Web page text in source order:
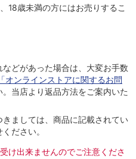
18歳未満の方にはお売りするこ
どがあった場合は、大変お手数
「オンラインストアに関するお問
。当店より返品方法をご案内いた
ましては、商品に記載されてい
ださい。
け出来ませんのでご注意くださ